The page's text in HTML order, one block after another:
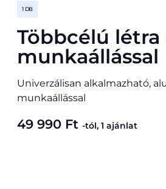
1 DB
Többcélú
munkaállással
Univerzálisan alkalmazható,
munkaállással
49 990 Ft -tól, 1 ajánlat